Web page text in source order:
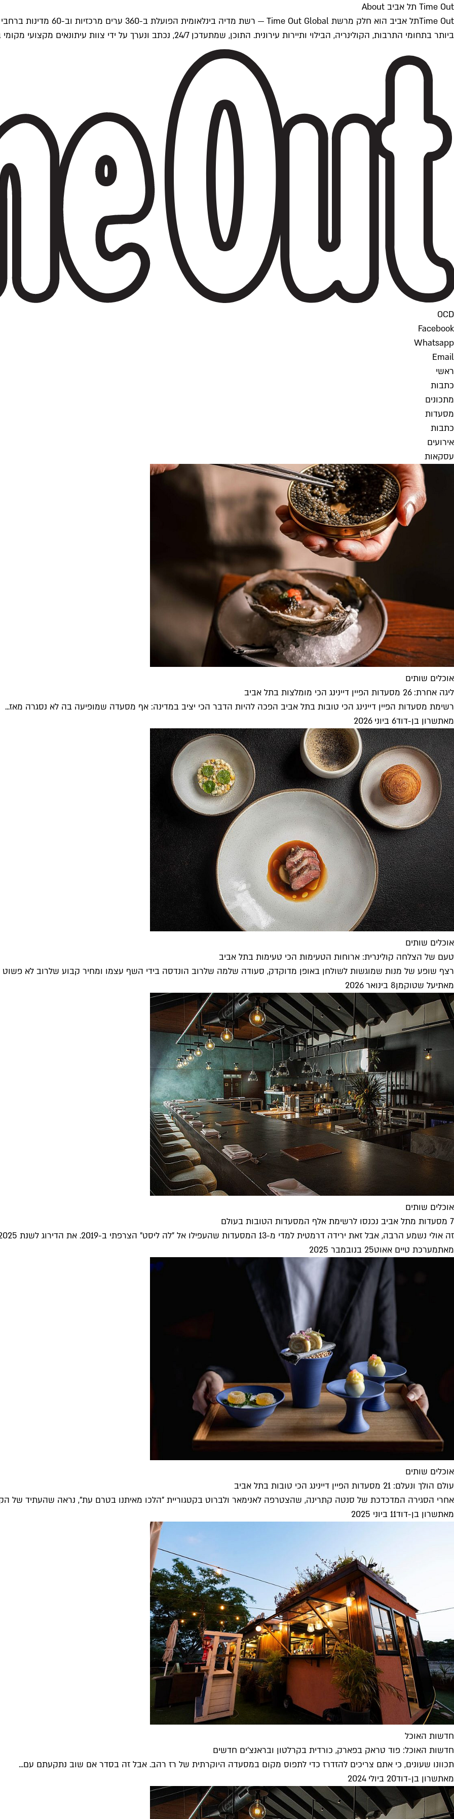
Time Out תל אביב About
ביותר בתחומי התרבות, הקולינריה, הבילוי ותיירות עירונית. התוכן, שמתעדכן 24/7, נכתב ונערך על ידי צוות עיתונאים מקצועי מקומי בישראל, בהתאם לסטנדרטים של Time Out העולמית.
OCD
Facebook
Whatsapp
Email
ראשי
כתבות
מתכונים
מסעדות
כתבות
אירועים
עסקאות
אוכלים שותים
ליגה אחרת: 26 מסעדות הפיין דיינינג הכי מומלצות בתל אביב
רשימת מסעדות הפיין דיינינג הכי טובות בתל אביב הפכה להיות הדבר הכי יציב במדינה: אף מסעדה שמופיעה בה לא נסגרה מאז...
מאתשרון בן-דוד6 ביוני 2026
אוכלים שותים
טעם של הצלחה קולינרית: ארוחות הטעימות הכי טעימות בתל אביב
רצף שופע של מנות שמוגשות לשולחן באופן מדוקדק, סעודה שלמה שלרוב הונדסה בידי השף עצמו ומחיר קבוע שלרוב לא פשוט
מאתיעל שטוקמן8 בינואר 2026
אוכלים שותים
7 מסעדות מתל אביב נכנסו לרשימת אלף המסעדות הטובות בעולם
זה אולי נשמע הרבה, אבל זאת ירידה דרמטית למדי מ-13 המסעדות שהעפילו אל "לה ליסט" הצרפתי ב-2019. את הדירוג לשנת 2025...
מאתמערכת טיים אאוט25 בנובמבר 2025
אוכלים שותים
עולם הולך ונעלם: 21 מסעדות הפיין דיינינג הכי טובות בתל אביב
אחרי הסגירה המדכדכת של סנטה קתרינה, שהצטרפה לאנימאר ולברוט בקטגוריית "הלכו מאיתנו בטרם עת", נראה שהעתיד של
מאתשרון בן-דוד11 ביוני 2025
חדשות האוכל
חדשות האוכל: פוד טראק בפארק, כורדית בקרלטון ובראנצ'ים חדשים
תכוונו שעונים, כי אתם צריכים להזדרז כדי לתפוס מקום במסעדה היוקרתית של רז רהב. אבל זה בסדר אם שוב נתקעתם עם...
מאתשרון בן-דוד20 ביולי 2024